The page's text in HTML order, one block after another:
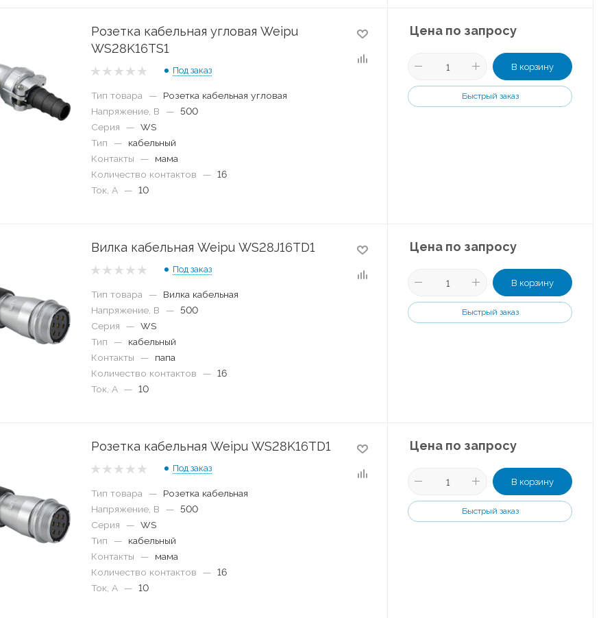
Розетка кабельная угловая Weipu
WS28K16TS1
Под заказ
Тип товара —
Розетка кабельная угловая
Напряжение, В
— 500
Серия
— WS
Тип
—
кабельный
Контакты
—
мама
Количество контактов
— 16
Ток, А
— 10
Цена по запросу
В корзину
Быстрый заказ
Вилка кабельная Weipu WS28J16TD1
Под заказ
Тип товара —
Вилка кабельная
Напряжение, В
— 500
Серия
— WS
Тип
—
кабельный
Контакты
—
папа
Количество контактов
— 16
Ток, А
— 10
Цена по запросу
В корзину
Быстрый заказ
Розетка кабельная Weipu WS28K16TD1
Под заказ
Тип товара —
Розетка кабельная
Напряжение, В
— 500
Серия
— WS
Тип
—
кабельный
Контакты
—
мама
Количество контактов
— 16
Ток, А
— 10
Цена по запросу
В корзину
Быстрый заказ